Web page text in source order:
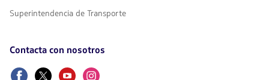
Superintendencia de Transporte
Contacta con nosotros
FacebookTwitterYoutubeInstagram